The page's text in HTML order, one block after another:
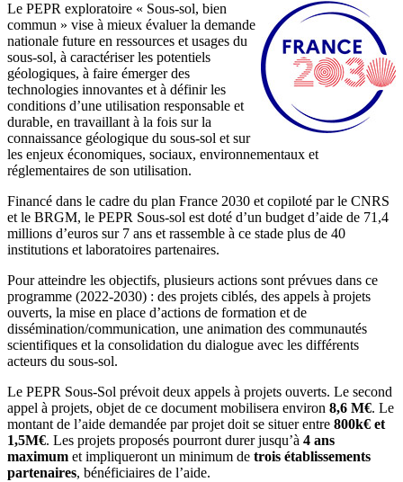
Le PEPR exploratoire « Sous-sol, bien
commun » vise à mieux évaluer la demande
nationale future en ressources et usages du
sous-sol, à caractériser les potentiels
géologiques, à faire émerger des
technologies innovantes et à définir les
conditions d’une utilisation responsable et
durable, en travaillant à la fois sur la
connaissance géologique du sous-sol et sur
les enjeux économiques, sociaux, environnementaux et
réglementaires de son utilisation.
Financé dans le cadre du plan France 2030 et copiloté par le CNRS
et le BRGM, le PEPR Sous-sol est doté d’un budget d’aide de 71,4
millions d’euros sur 7 ans et rassemble à ce stade plus de 40
institutions et laboratoires partenaires.
Pour atteindre les objectifs, plusieurs actions sont prévues dans ce
programme (2022-2030) : des projets ciblés, des appels à projets
ouverts, la mise en place d’actions de formation et de
dissémination/communication, une animation des communautés
scientifiques et la consolidation du dialogue avec les différents
acteurs du sous-sol.
Le PEPR Sous-Sol prévoit deux appels à projets ouverts. Le second
appel à projets, objet de ce document mobilisera environ 8,6 M€. Le
montant de l’aide demandée par projet doit se situer entre 800k€ et
1,5M€. Les projets proposés pourront durer jusqu’à 4 ans
maximum et impliqueront un minimum de trois établissements
partenaires, bénéficiaires de l’aide.